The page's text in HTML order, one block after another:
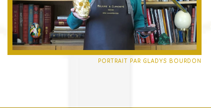
PORTRAIT PAR GLADYS BOURDON